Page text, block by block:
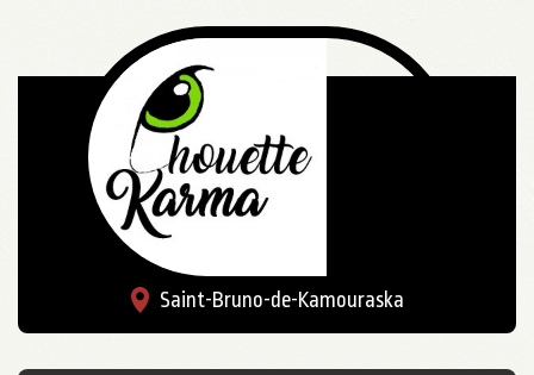
Saint-Bruno-de-Kamouraska